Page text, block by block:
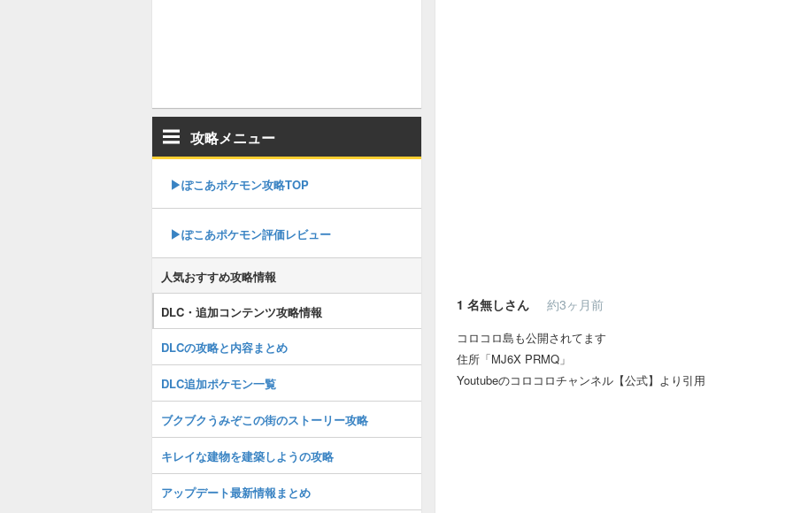
1 名無しさん 約3ヶ月前
コロコロ島も公開されてます
住所「MJ6X PRMQ」
Youtubeのコロコロチャンネル【公式】より引用
攻略メニュー
▶︎ぽこあポケモン攻略TOP
▶︎ぽこあポケモン評価レビュー
人気おすすめ攻略情報
DLC・追加コンテンツ攻略情報
DLCの攻略と内容まとめ
DLC追加ポケモン一覧
ブクブクうみぞこの街のストーリー攻略
キレイな建物を建築しようの攻略
アップデート最新情報まとめ